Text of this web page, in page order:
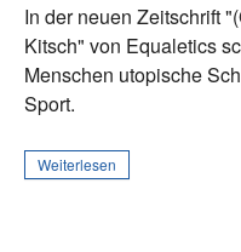
In der neuen Zeitschrift
Kitsch" von Equaletics
Menschen utopische
Sport.
Weiterlesen